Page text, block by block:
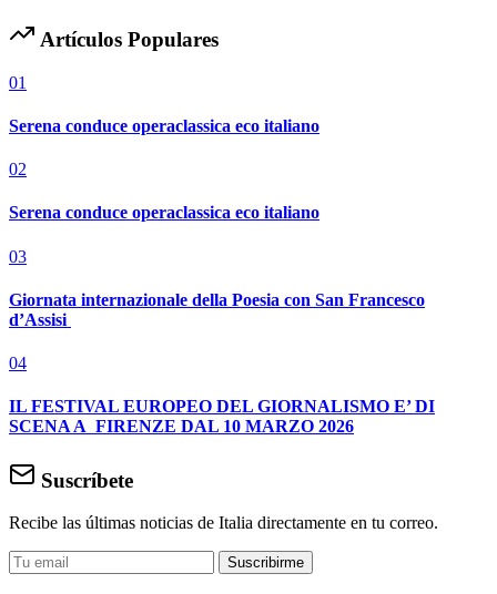
Artículos Populares
01
Serena conduce operaclassica eco italiano
02
Serena conduce operaclassica eco italiano
03
Giornata internazionale della Poesia con San Francesco
d’Assisi
04
IL FESTIVAL EUROPEO DEL GIORNALISMO E’ DI
SCENA A FIRENZE DAL 10 MARZO 2026
Suscríbete
Recibe las últimas noticias de Italia directamente en tu correo.
Suscribirme